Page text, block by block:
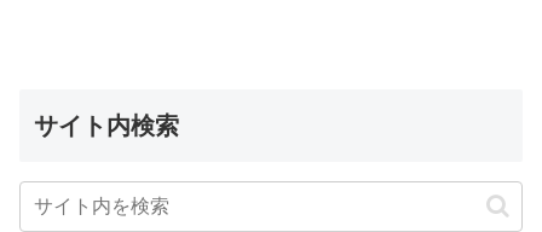
サイト内検索